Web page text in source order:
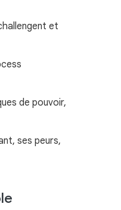
et
de pouvoir,
ses peurs,